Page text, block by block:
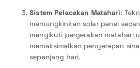
Sistem Pelacakan Matahari:
memungkinkan solar panel
mengikuti pergerakan matahari
memaksimalkan penyerapan
sepanjang hari.